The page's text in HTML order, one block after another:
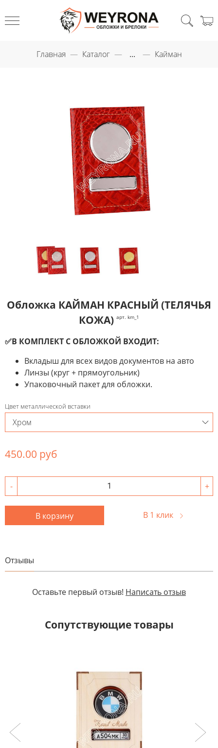
Главная Каталог ... Кайман
Обложка КАЙМАН КРАСНЫЙ (ТЕЛЯЧЬЯ
КОЖА) арт. km_1
✅В КОМПЛЕКТ С ОБЛОЖКОЙ ВХОДИТ:
Вкладыш для всех видов документов на авто
Линзы (круг + прямоугольник)
Упаковочный пакет для обложки.
Цвет металлической вставки
450.00 руб
- +
В корзину В 1 клик
Отзывы
Оставьте первый отзыв! Написать отзыв
Сопутствующие товары